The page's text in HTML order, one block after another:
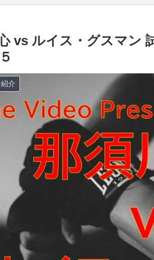
vs ルイス・グスマン
介